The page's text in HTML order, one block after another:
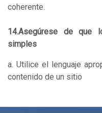
coherente.
14.Asegúrese de que
simples
a. Utilice el lenguaje
contenido de un sitio